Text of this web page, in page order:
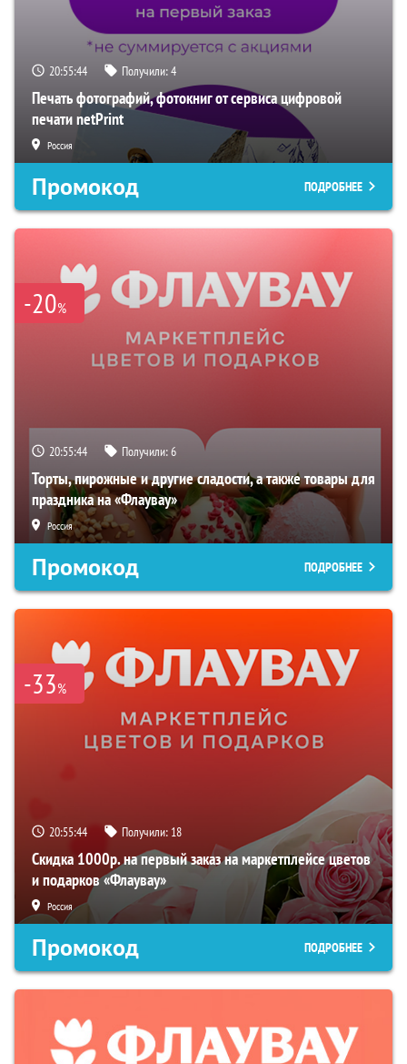
20:55:44 Получили:4
Печать фотографий, фотокниг от сервиса цифровой
печати netPrint
Россия
Промокод ПОДРОБНЕЕ
-20%
20:55:44 Получили:6
Торты, пирожные и другие сладости, а также товары для
праздника на «Флаувау»
Россия
Промокод ПОДРОБНЕЕ
-33%
20:55:44 Получили: 18
Скидка 1000р. на первый заказ на маркетплейсе цветов
и подарков «Флаувау»
Россия
Промокод ПОДРОБНЕЕ